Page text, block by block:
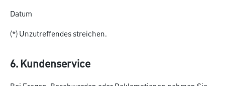
Datum
(*) Unzutreffendes streichen.
6. Kundenservice